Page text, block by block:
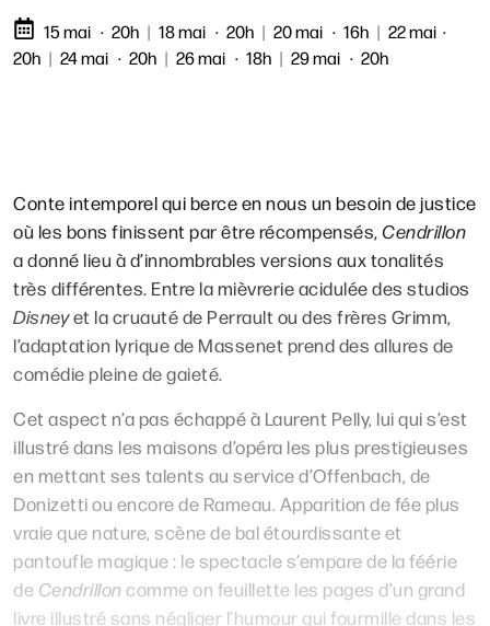
15 mai 20h | 18 mai 20h | 20 mai 16h | 22 mai
20h | 24 mai 20h | 26 mai 18h | 29 mai 20h
Conte intemporel qui berce en nous un besoin de justice
où les bons finissent par être récompensés, Cendrillon
a donné lieu à d’innombrables versions aux tonalités
très différentes. Entre la mièvrerie acidulée des studios
Disneyet la cruauté de Perrault ou des frères Grimm,
l’adaptation lyrique de Massenet prend des allures de
comédie pleine de gaieté.
Cet aspect n’a pas échappé à Laurent Pelly, lui qui s’est
illustré dans les maisons d’opéra les plus prestigieuses
en mettant ses talents au service d’Offenbach, de
Donizetti ou encore de Rameau. Apparition de fée plus
vraie que nature, scène de bal étourdissante et
pantoufle magique : le spectacle s’empare de la féérie
de Cendrilloncomme on feuillette les pages d’un grand
livre illustré sans négliger l’humour qui fourmille dans les